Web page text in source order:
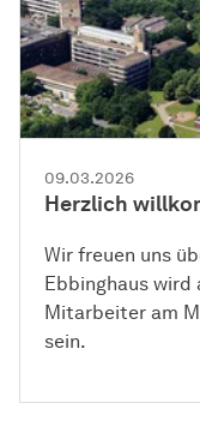
09.03.2026
Herzlich
Wir freuen uns
Ebbinghaus
Mitarbeiter am
sein.